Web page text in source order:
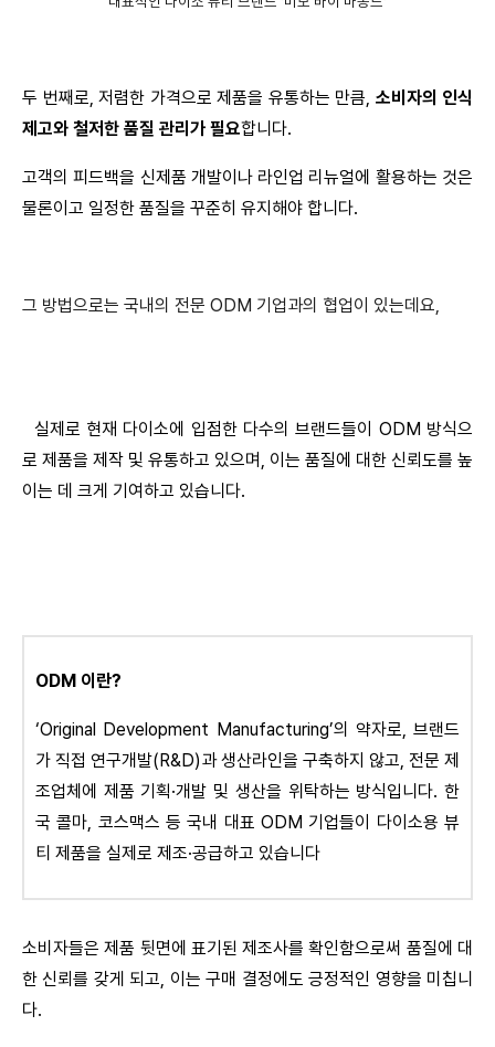
두 번째로, 저렴한 가격으로 제품을 유통하는 만큼, 소비자의 인식
제고와 철저한 품질 관리가 필요합니다.
고객의 피드백을 신제품 개발이나 라인업 리뉴얼에 활용하는 것은
물론이고 일정한 품질을 꾸준히 유지해야 합니다.
그 방법으로는 국내의 전문 ODM 기업과의 협업이 있는데요,
실제로 현재 다이소에 입점한 다수의 브랜드들이 ODM 방식으
로 제품을 제작 및 유통하고 있으며, 이는 품질에 대한 신뢰도를 높
이는 데 크게 기여하고 있습니다.
ODM 이란?
‘Original Development Manufacturing’의 약자로, 브랜드
가 직접 연구개발(R&D)과 생산라인을 구축하지 않고, 전문 제
조업체에 제품 기획·개발 및 생산을 위탁하는 방식입니다. 한
국 콜마, 코스맥스 등 국내 대표 ODM 기업들이 다이소용 뷰
티 제품을 실제로 제조·공급하고 있습니다
소비자들은 제품 뒷면에 표기된 제조사를 확인함으로써 품질에 대
한 신뢰를 갖게 되고, 이는 구매 결정에도 긍정적인 영향을 미칩니
다.